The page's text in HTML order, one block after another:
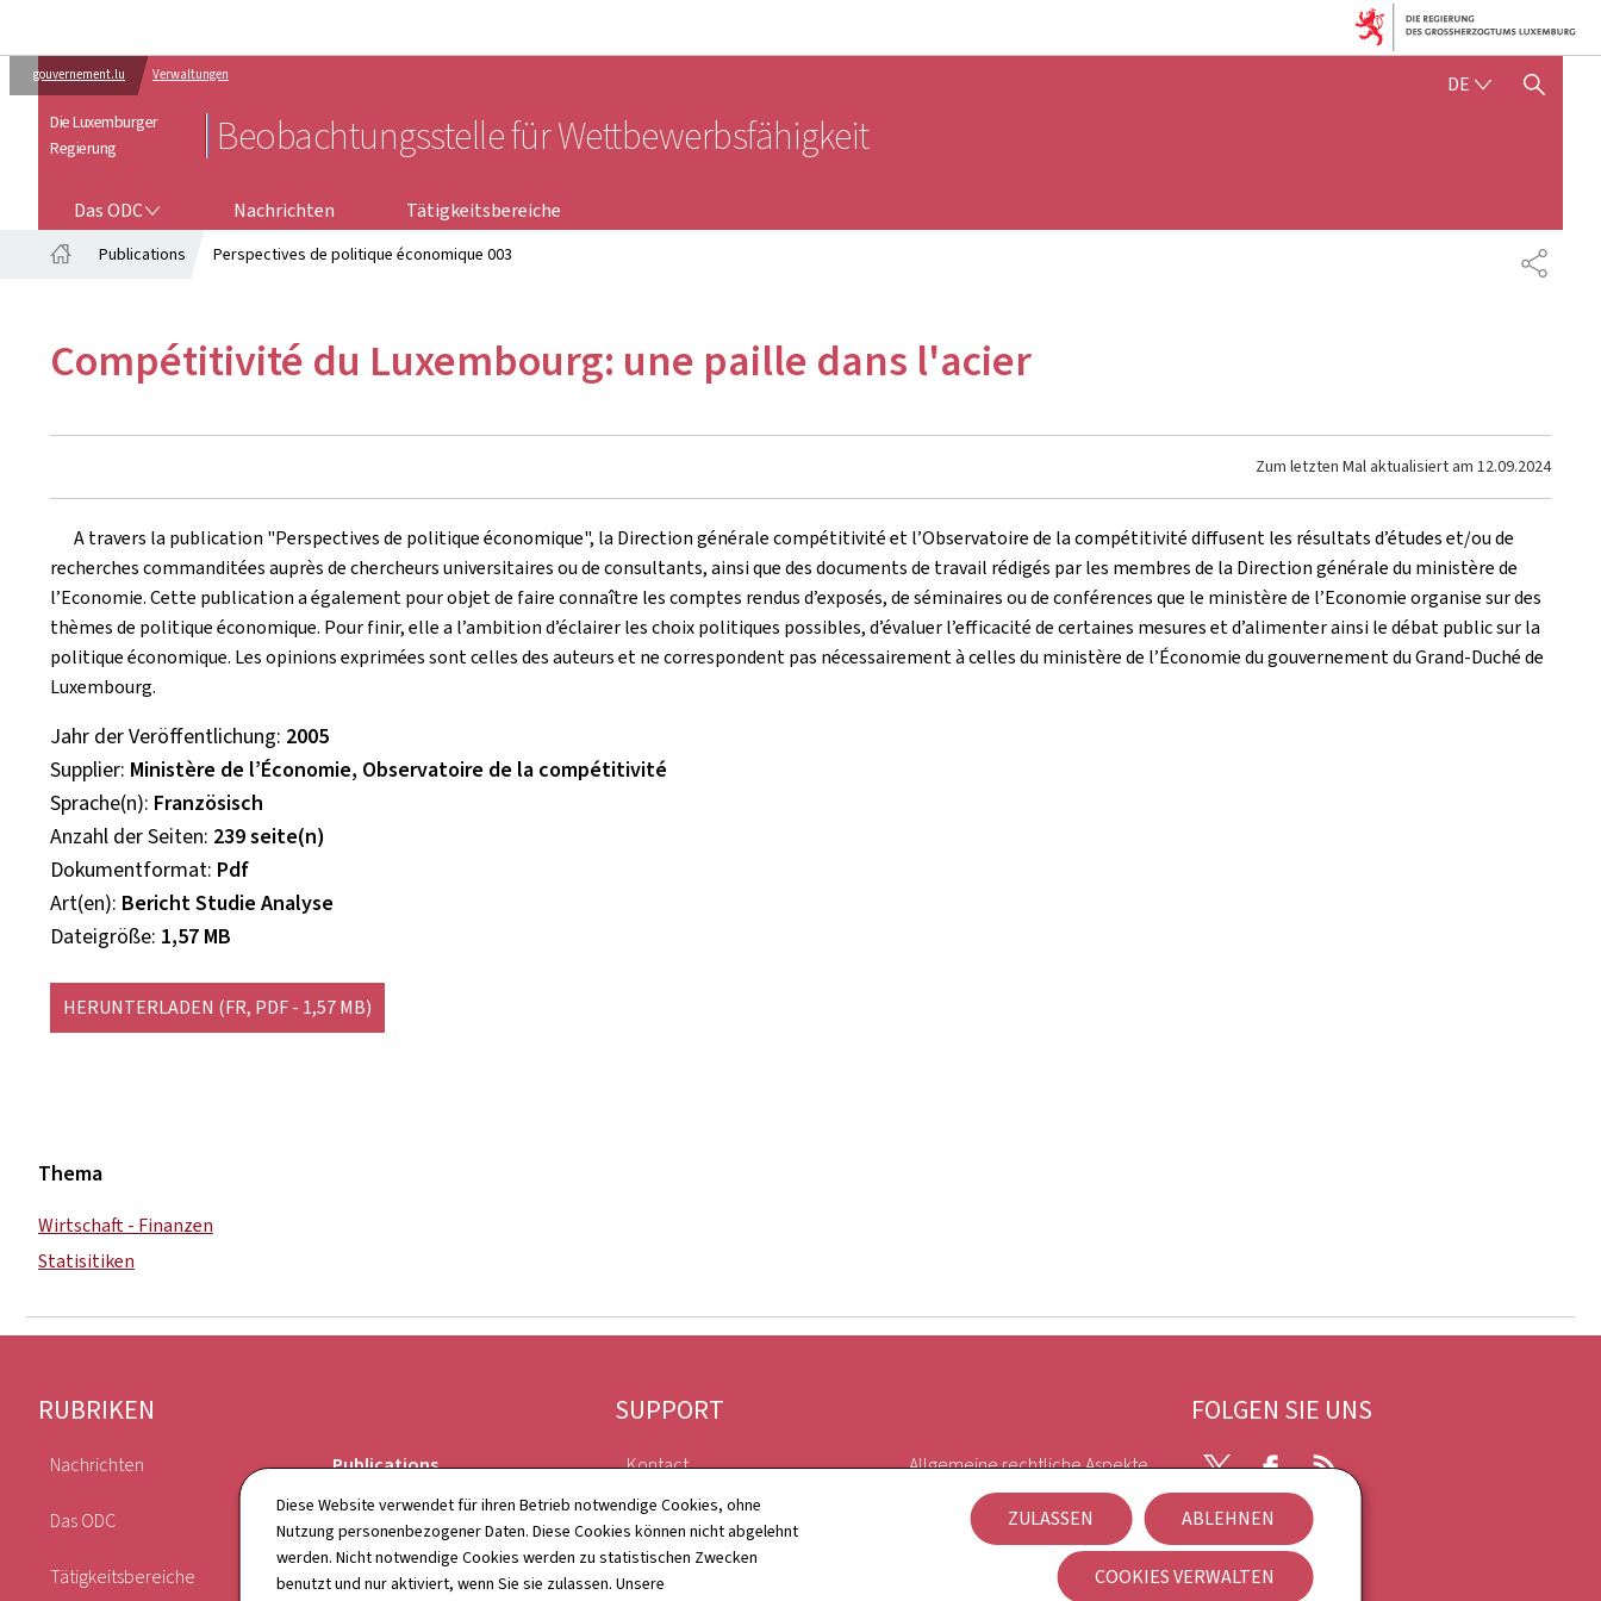
Diese Website verwendet für ihren Betrieb notwendige Cookies, ohne
Nutzung personenbezogener Daten. Diese Cookies können nicht abgelehnt
werden. Nicht notwendige Cookies werden zu statistischen Zwecken
benutzt und nur aktiviert, wenn Sie sie zulassen. Unsere
ZULASSEN ABLEHNEN
COOKIES VERWALTEN
gouvernement.lu Verwaltungen
Die Luxemburger
Regierung
Beobachtungsstelle für Wettbewerbsfähigkeit
DE DEUTSCH
SUCHFLED ANZEIGEN /
Das ODC Nachrichten
Tätigkeitsbereiche
TEILEN
Publications Perspectives de politique économique 003
Compétitivité du Luxembourg: une paille dans l'acier
Zum letzten Mal aktualisiert am 12.09.2024
A travers la publication "Perspectives de politique économique", la Direction générale compétitivité et l’Observatoire de la compétitivité diffusent les résultats d’études et/ou de
recherches commanditées auprès de chercheurs universitaires ou de consultants, ainsi que des documents de travail rédigés par les membres de la Direction générale du ministère de
l’Economie. Cette publication a également pour objet de faire connaître les comptes rendus d’exposés, de séminaires ou de conférences que le ministère de l’Economie organise sur des
thèmes de politique économique. Pour finir, elle a l’ambition d’éclairer les choix politiques possibles, d’évaluer l’efficacité de certaines mesures et d’alimenter ainsi le débat public sur la
politique économique. Les opinions exprimées sont celles des auteurs et ne correspondent pas nécessairement à celles du ministère de l’Économie du gouvernement du Grand-Duché de
Luxembourg.
Jahr der Veröffentlichung 2005
Supplier Ministère de l’Économie, Observatoire de la compétitivité
Sprache(n) Französisch
Anzahl der Seiten 239 seite(n)
Dokumentformat Pdf
Art(en) Bericht Studie Analyse
Dateigröße 1,57 MB
HERUNTERLADEN (FR, PDF - 1,57 MB)
Thema
Wirtschaft - Finanzen
Statisitiken
Footer
RUBRIKEN
Nachrichten
Das ODC
Tätigkeitsbereiche
Publications
Verzeichnis
SUPPORT
Kontact
Sitemap
Informationen zur Webseite
Allgemeine rechtliche Aspekte
Barrierefreiheit
Verwaltung der Cookies
FOLGEN SIE UNS
TwitterFacebook
RSS
Newsletter